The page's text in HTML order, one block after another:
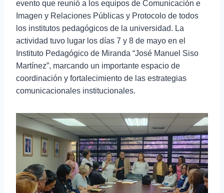
evento que reunió a los equipos de Comunicación e
Imagen y Relaciones Públicas y Protocolo de todos
los institutos pedagógicos de la universidad. La
actividad tuvo lugar los días 7 y 8 de mayo en el
Instituto Pedagógico de Miranda “José Manuel Siso
Martínez”, marcando un importante espacio de
coordinación y fortalecimiento de las estrategias
comunicacionales institucionales.